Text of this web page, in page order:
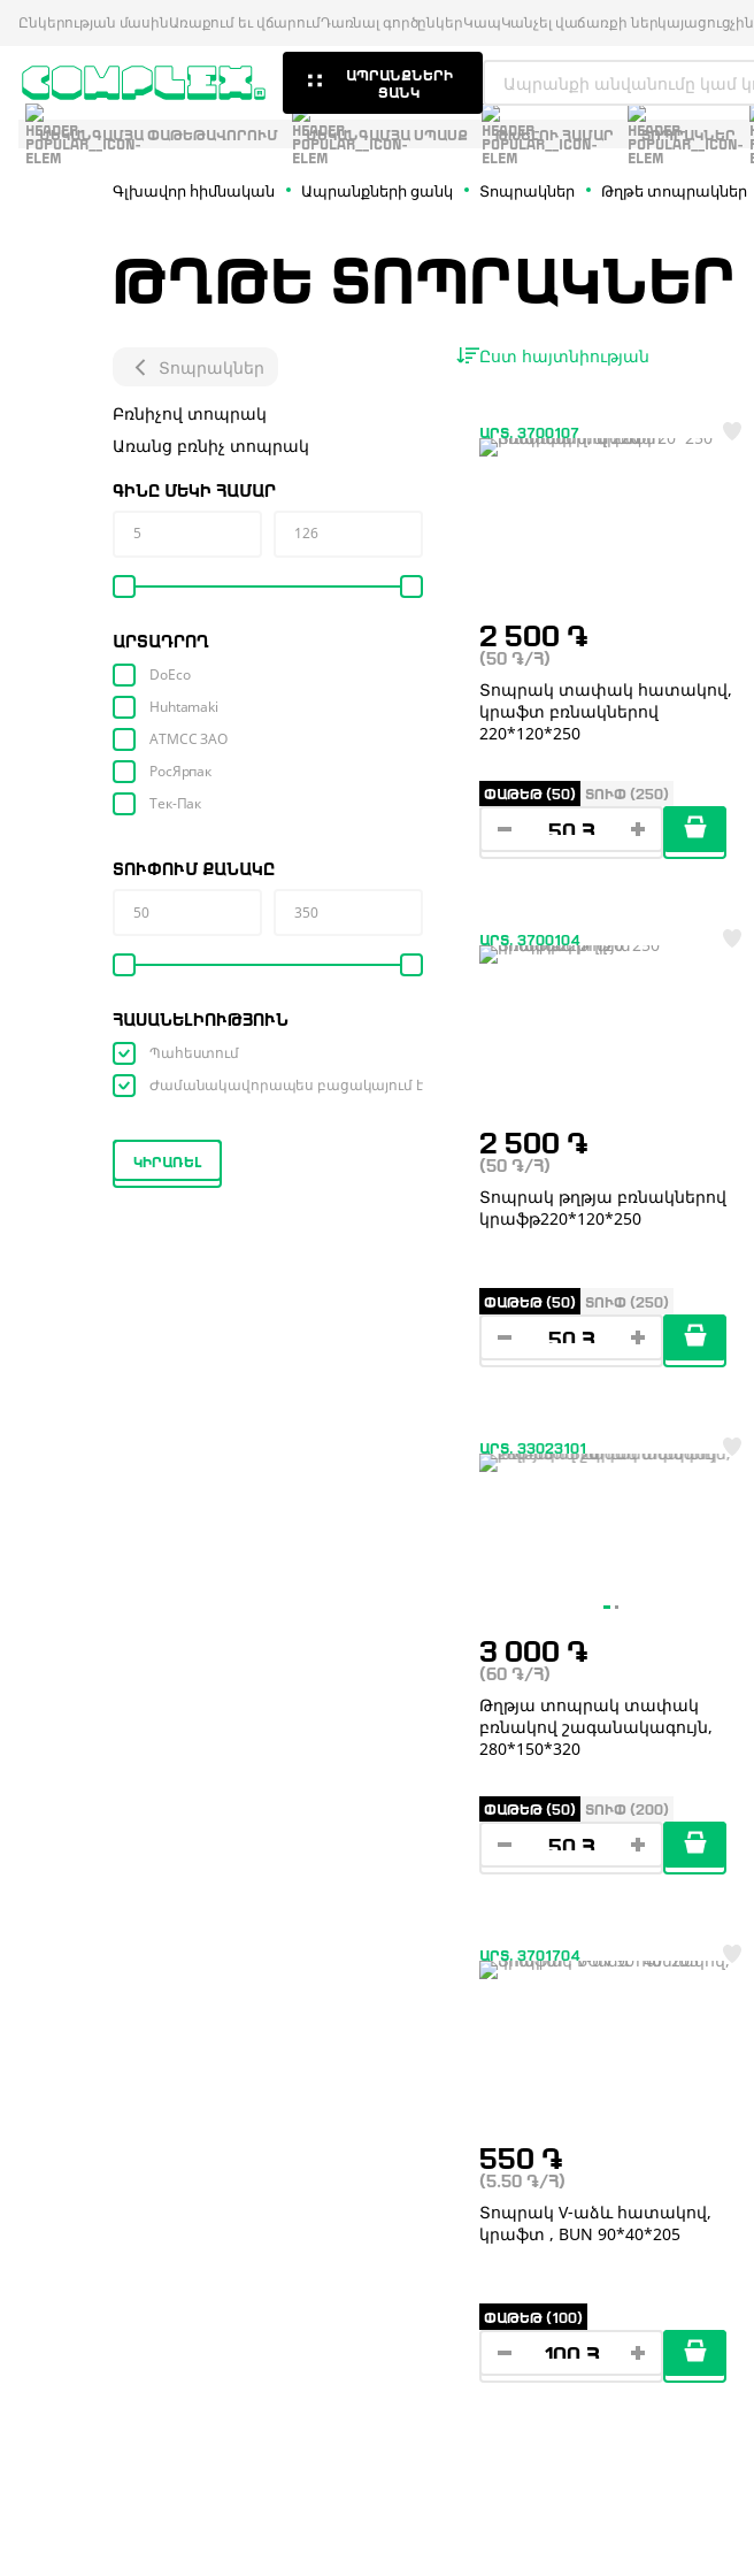
Ընկերության մասինԱռաքում եւ վճարումԴառնալ գործընկերԿապԿանչել վաճառքի ներկայացուցչին
ԱՊՐԱՆՔՆԵՐԻ
ՑԱՆԿ
ՄԵԿԱՆԳԱՄՅԱ ՓԱԹԵԹԱՎՈՐՈՒՄ ՄԵԿԱՆԳԱՄՅԱ ՍՊԱՍՔ ԹԽԵԼՈՒ ՀԱՄԱՐ ՏՈՊՐԱԿՆԵՐ
Գլխավոր հիմնական Ապրանքների ցանկ Տոպրակներ Թղթե տոպրակներ
ԹՂԹԵ ՏՈՊՐԱԿՆԵՐ
Տոպրակներ
Բռնիչով տոպրակ
Առանց բռնիչ տոպրակ
ԳԻՆԸ ՄԵԿԻ ՀԱՄԱՐ
ԱՐՏԱԴՐՈՂ
DoEco
Huhtamaki
АТМСС ЗАО
РосЯрпак
Тек-Пак
ՏՈՒՓՈՒՄ ՔԱՆԱԿԸ
ՀԱՍԱՆԵԼԻՈՒԹՅՈՒՆ
Պահեստում
Ժամանակավորապես բացակայում է
ԿԻՐԱՌԵԼ
Ըստ հայտնիության
ԱՐՏ. 3700107
2 500 ֏
(50 ֏ /Հ)
Տոպրակ տափակ հատակով,
կրաֆտ բռնակներով
220*120*250
ՓԱԹԵԹ (50) ՏՈՒՓ (250)
ԱՐՏ. 3700104
2 500 ֏
(50 ֏ /Հ)
Տոպրակ թղթյա բռնակներով
կրաֆթ220*120*250
ՓԱԹԵԹ (50) ՏՈՒՓ (250)
ԱՐՏ. 33023101
3 000 ֏
(60 ֏ /Հ)
Թղթյա տոպրակ տափակ
բռնակով շագանակագույն,
280*150*320
ՓԱԹԵԹ (50) ՏՈՒՓ (200)
ԱՐՏ. 3701704
550 ֏
(5.50 ֏ /Հ)
Տոպրակ V-աձև հատակով,
կրաֆտ , BUN 90*40*205
ՓԱԹԵԹ (100)